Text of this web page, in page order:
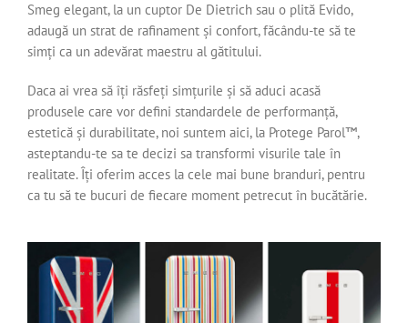
Smeg elegant, la un cuptor De Dietrich sau o plită Evido,
adaugă un strat de rafinament și confort, făcându-te să te
simți ca un adevărat maestru al gătitului.
Daca ai vrea să îți răsfeți simțurile și să aduci acasă
produsele care vor defini standardele de performanță,
estetică și durabilitate, noi suntem aici, la Protege Parol™️,
asteptandu-te sa te decizi sa transformi visurile tale în
realitate. Îți oferim acces la cele mai bune branduri, pentru
ca tu să te bucuri de fiecare moment petrecut în bucătărie.